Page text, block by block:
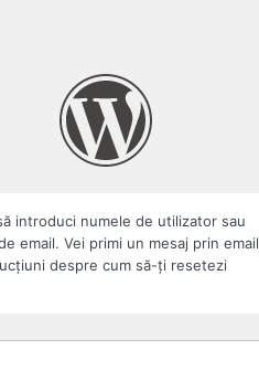
introduci numele de utilizator sau
email. Vei primi un mesaj prin email
despre cum să-ți resetezi